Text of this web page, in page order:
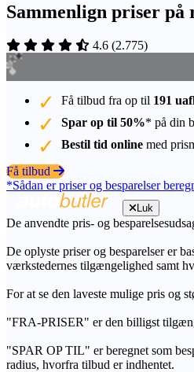
Sammenlign priser
4.6 (2.775)
Få tilbud fra op til 191
Spar op til 50%* på din
Bestil tid online med
Få tilbud
*Sådan er priser og besparelser
Luk
De anvendte pris- og
De oplyste priser og besparelser er
værkstedernes tilgængelighed samt
For at se den laveste mulige pris og
"FRA-PRISER" er den billigst
"SPAR OP TIL" er beregnet som
radius, hvorfra tilbud er indhentet.